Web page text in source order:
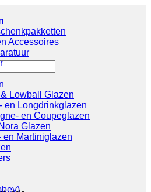
Accessoires
Lowball Glazen
en Longdrinkglazen
en Coupeglazen
Glazen
en Martiniglazen